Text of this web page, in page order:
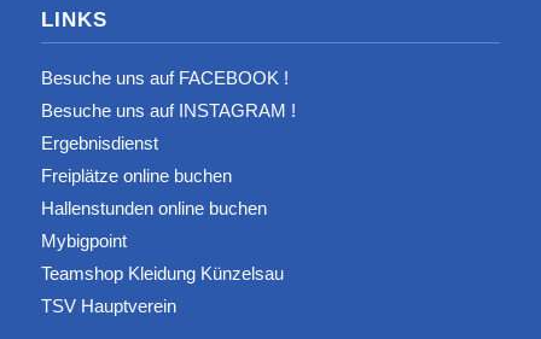
LINKS
Besuche uns auf FACEBOOK !
Besuche uns auf INSTAGRAM !
Ergebnisdienst
Freiplätze online buchen
Hallenstunden online buchen
Mybigpoint
Teamshop Kleidung Künzelsau
TSV Hauptverein